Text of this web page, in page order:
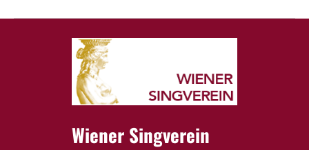
Wiener Singverein